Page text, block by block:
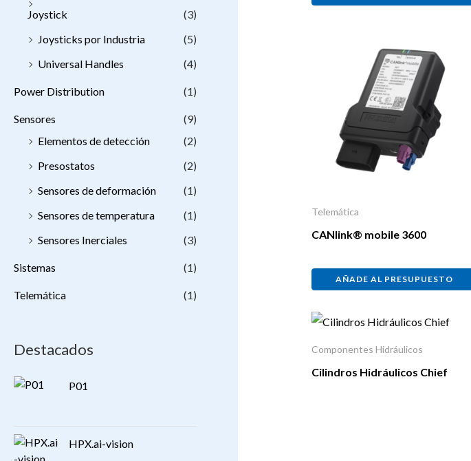
Joystick
(3)
Joysticks por Industria
(5)
Universal Handles
(4)
Power Distribution (1)
Sensores
(9)
Elementos de detección
(2)
Presostatos
(2)
Sensores de deformación
(1)
Sensores de temperatura
(1)
Sensores Inerciales
(3)
Sistemas (1)
Telemática (1)
Destacados
P01
HPX.ai-vision
Telemática
CANlink® mobile 3600
AÑADE AL PRESUPUESTO
Componentes Hidráulicos
Cilindros Hidráulicos Chief